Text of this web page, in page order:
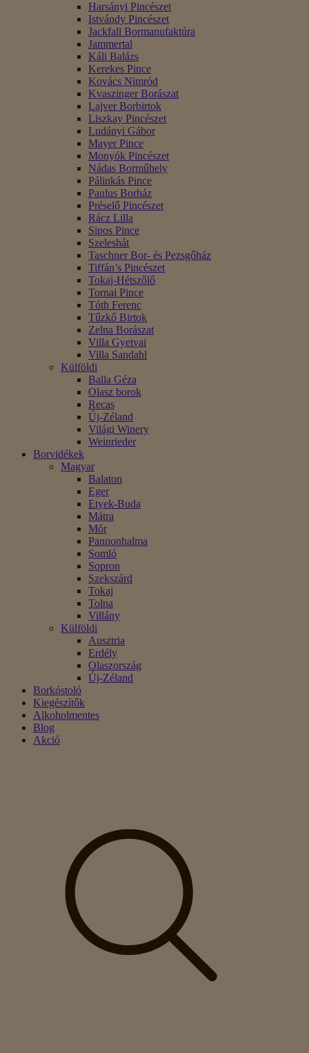
Harsányi Pincészet
Istvándy Pincészet
Jackfall Bormanufaktúra
Jammertal
Káli Balázs
Kerekes Pince
Kovács Nimród
Kvaszinger Borászat
Lajver Borbirtok
Liszkay Pincészet
Ludányi Gábor
Mayer Pince
Monyók Pincészet
Nádas Borműhely
Pálinkás Pince
Paulus Borház
Préselő Pincészet
Rácz Lilla
Sipos Pince
Szeleshát
Taschner Bor- és Pezsgőház
Tiffán’s Pincészet
Tokaj-Hétszőlő
Tornai Pince
Tóth Ferenc
Tűzkő Birtok
Zelna Borászat
Villa Gyetvai
Villa Sandahl
Külföldi
Balla Géza
Olasz borok
Recas
Új-Zéland
Világi Winery
Weinrieder
Borvidékek
Magyar
Balaton
Eger
Etyek-Buda
Mátra
Mór
Pannonhalma
Somló
Sopron
Szekszárd
Tokaj
Tolna
Villány
Külföldi
Ausztria
Erdély
Olaszország
Új-Zéland
Borkóstoló
Kiegészítők
Alkoholmentes
Blog
Akció